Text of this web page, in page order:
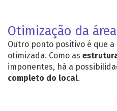
Otimização da
Outro ponto positivo é que
otimizada. Como as
imponentes, há a
completo do local.